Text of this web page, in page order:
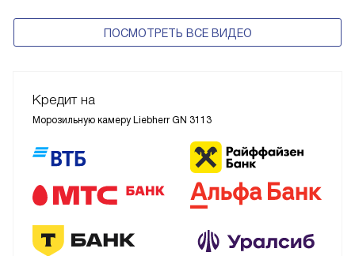
ПОСМОТРЕТЬ ВСЕ ВИДЕО
Кредит на
Морозильную камеру Liebherr GN 3113